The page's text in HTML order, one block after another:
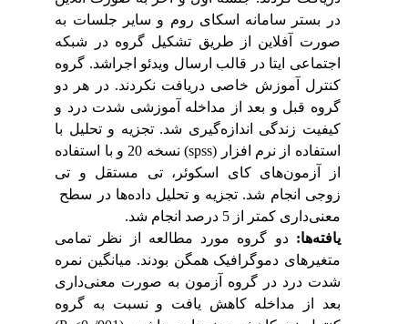
در بستر سامانه اسکای روم و سایر جلسات به
صورت آفلایناز طریق تشکیل گروه در شبکه
اجتماعی ایتا در قالب ارسال ویدئواجراشد. گروه
کنترل آموزش خاصی دریافت نکردند. در هر دو
گروه قبل و بعد از مداخله آموزشی شدت درد و
کیفیت زندگی اندازه‌گیری شد. تجزیه و تحلیل با
استفاده از نرم افزار ( spss
) نسخه 20 و با استفاده
از آزمون‌های کای اسکوئر، تی مستقل و تی
زوجی انجام شد. تجزیه و تحلیل داده‌ها در سطح
معنی‌داری کمتر از 5 درصد انجام شد.
یافته‌ها:دو گروه مورد مطالعه از نظر تمامی
متغیرهای دموگرافیک همگن بودند. میانگین نمره
شدت درد در گروه آزمون به صورت معنی‌داری
بعد از مداخله کاهش یافت و نسبت به گروه